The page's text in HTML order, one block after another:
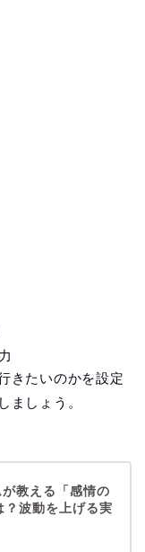
きたいのかを設定
ましょう。
教える「感情の
？波動を上げる実